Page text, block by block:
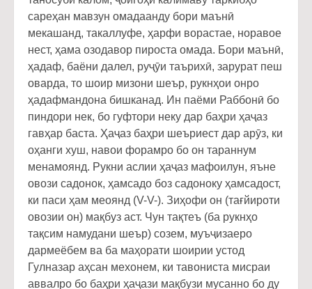
сареҳан мавзун омадаанду бори маънӣ
мекашанд, такаллуфе, ҳарфи ворастае, норавое
нест, ҳама озодавор пироста омада. Бори маънӣ,
ҳадаф, баёни далел, руҷӯи таърихӣ, зарурат пеш
оварда, то шоир мизони шеър, рукнҳои онро
ҳадафмандона бишканад. Ин паёми Раббонӣ бо
пиндори нек, бо гуфтори неку дар баҳри ҳаҷаз
гавҳар баста. Ҳаҷаз баҳри шеъриест дар арӯз, ки
оҳанги хуш, навои форамро бо он тараннум
менамоянд. Рукни аслии ҳаҷаз мафоилун, яъне
овози садонок, ҳамсадо боз садоноку ҳамсадост,
ки паси ҳам меоянд (V-V-). Зиҳофи он (тағйироти
овозии он) мақбуз аст. Чун тақтеъ (ба рукнҳо
тақсим намудани шеър) созем, муъҷизаеро
дармеёбем ва ба маҳорати шоирии устод
Гулназар аҳсан мехонем, ки тавониста мисраи
аввалро бо баҳри ҳаҷази мақбузи мусанно бо ду